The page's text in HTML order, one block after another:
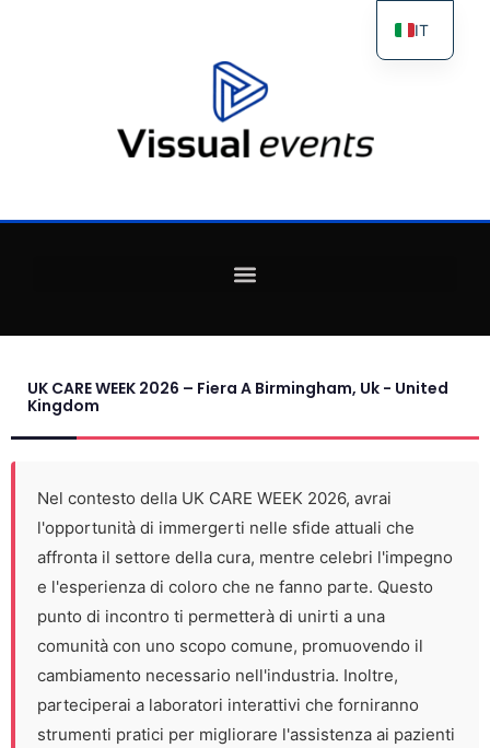
UK CARE WEEK 2026 – Fiera A Birmingham, Uk - United
Kingdom
Nel contesto della UK CARE WEEK 2026, avrai
l'opportunità di immergerti nelle sfide attuali che
affronta il settore della cura, mentre celebri l'impegno
e l'esperienza di coloro che ne fanno parte. Questo
punto di incontro ti permetterà di unirti a una
comunità con uno scopo comune, promuovendo il
cambiamento necessario nell'industria. Inoltre,
parteciperai a laboratori interattivi che forniranno
strumenti pratici per migliorare l'assistenza ai pazienti
IT
ES